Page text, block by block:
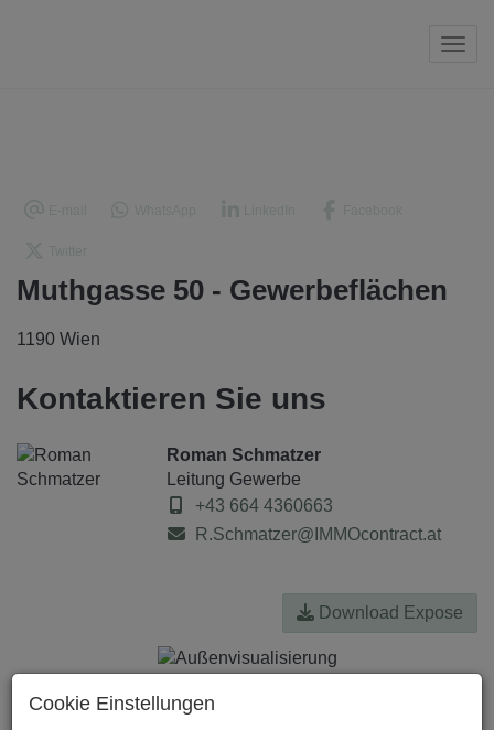
Muthgasse 50 - Gewerbeflächen
1190 Wien
Kontaktieren Sie uns
Roman Schmatzer
Leitung Gewerbe
+43 664 4360663
R.Schmatzer@IMMOcontract.at
Download Expose
Cookie Einstellungen